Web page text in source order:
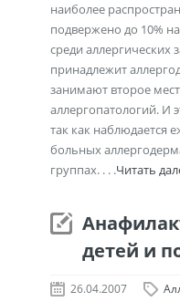
наиболее
подвержено до 10%
среди аллергических
принадлежит
занимают второе
аллергопатологий. И
так как наблюдается
больных
группах. . . .Читать
детей и
26.04.2007